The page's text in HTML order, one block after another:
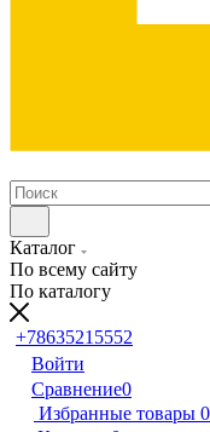
Каталог
По всему сайту
По каталогу
+78635215552
Войти
Сравнение0
Избранные товары 0